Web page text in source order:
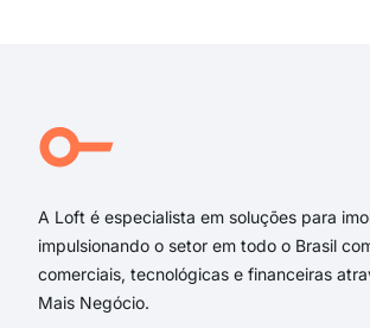
A Loft é especialista em soluções para
impulsionando o setor em todo o Brasil
comerciais, tecnológicas e financeiras
Mais Negócio.